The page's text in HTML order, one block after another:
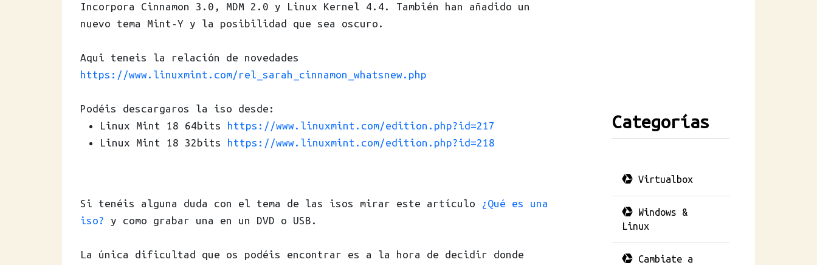
Incorpora Cinnamon 3.0, MDM 2.0 y Linux Kernel 4.4. También han añadido un
nuevo tema Mint-Y y la posibilidad que sea oscuro.
Aqui teneis la relación de novedades
https://www.linuxmint.com/rel_sarah_cinnamon_whatsnew.php
Podéis descargaros la iso desde:
Linux Mint 18 64bits https://www.linuxmint.com/edition.php?id=217
Linux Mint 18 32bits https://www.linuxmint.com/edition.php?id=218
Si tenéis alguna duda con el tema de las isos mirar este artículo
¿Qué es una
iso?
y como grabar una en un DVD o USB.
La única dificultad que os podéis encontrar es a la hora de decidir donde
Categorías
Virtualbox
Windows &
Linux
Cambiate a